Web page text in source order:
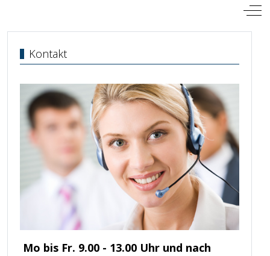
Kontakt
Mo bis Fr. 9.00 - 13.00 Uhr und nach